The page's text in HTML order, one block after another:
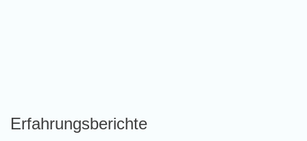
Erfahrungsberichte